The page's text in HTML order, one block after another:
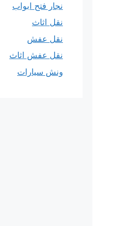
نجار فتح ابواب
نقل اثاث
نقل عفش
نقل عفش اثاث
ونش سيارات